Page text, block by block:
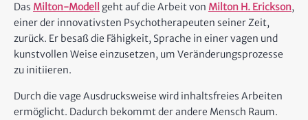
Das Milton-Modell geht auf die Arbeit von Milton H. Erickson,
einer der innovativsten Psychotherapeuten seiner Zeit,
zurück. Er besaß die Fähigkeit, Sprache in einer vagen und
kunstvollen Weise einzusetzen, um Veränderungsprozesse
zu initiieren.
Durch die vage Ausdrucksweise wird inhaltsfreies Arbeiten
ermöglicht. Dadurch bekommt der andere Mensch Raum.